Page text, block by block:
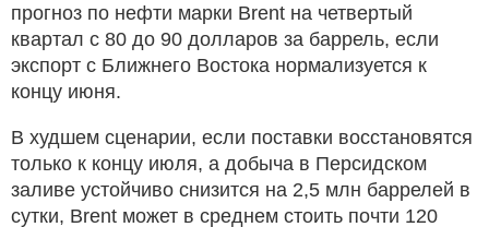
прогноз по нефти марки Brent на четвертый
квартал с 80 до 90 долларов за баррель, если
экспорт с Ближнего Востока нормализуется к
концу июня.
В худшем сценарии, если поставки восстановятся
только к концу июля, а добыча в Персидском
заливе устойчиво снизится на 2,5 млн баррелей в
сутки, Brent может в среднем стоить почти 120